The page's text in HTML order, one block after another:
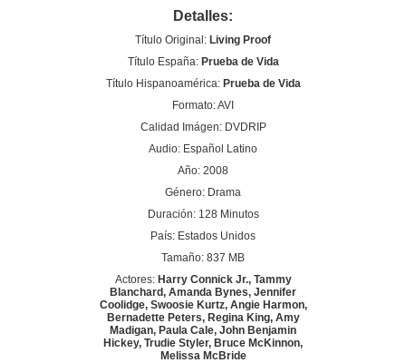
Detalles:
Título Original: Living Proof
Título España: Prueba de Vida
Título Hispanoamérica:Prueba de Vida
Formato: AVI
Calidad Imágen: DVDRIP
Audio: Español Latino
Año: 2008
Género: Drama
Duración: 128 Minutos
País: Estados Unidos
Tamaño: 837 MB
Actores: Harry Connick Jr., Tammy
Blanchard, Amanda Bynes, Jennifer
Coolidge, Swoosie Kurtz, Angie Harmon,
Bernadette Peters, Regina King, Amy
Madigan, Paula Cale, John Benjamin
Hickey, Trudie Styler, Bruce McKinnon,
Melissa McBride